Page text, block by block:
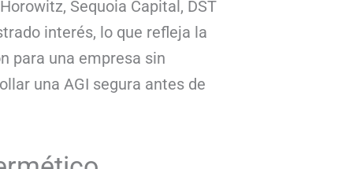
Sequoia Capital, DST
interés, lo que refleja la
para una empresa sin
una AGI segura antes de